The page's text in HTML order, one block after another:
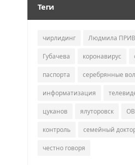
Теги
чирлидинг Людмила
Губачева коронавирус
паспорта серебрянные
информатизация
цуканов ялуторовск ОВ
контроль семейный
честно говоря